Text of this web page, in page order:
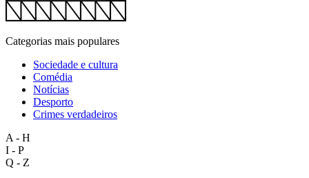
Categorias mais populares
Sociedade e cultura
Comédia
Notícias
Desporto
Crimes verdadeiros
A - H
I - P
Q - Z